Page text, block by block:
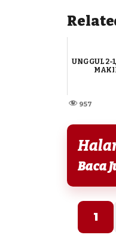
UNGGUL 2-
957
1